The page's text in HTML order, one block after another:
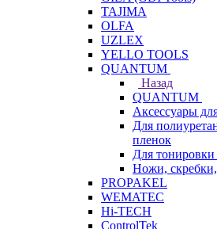
TAJIMA
OLFA
UZLEX
YELLO TOOLS
QUANTUM
Назад
QUANTUM
Аксессуары
Для
пленок
Для
Ножи, скребки,
PROPAKEL
WEMATEC
Hi-TECH
ControlTek